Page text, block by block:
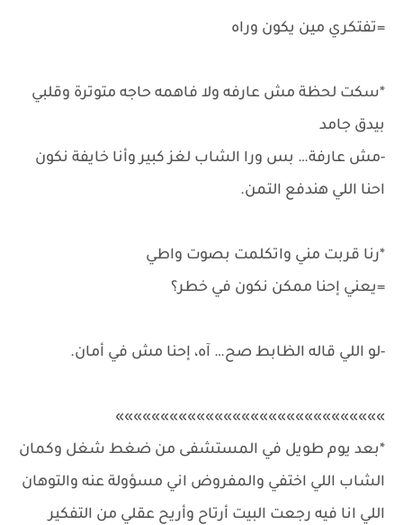
=تفتكري مين يكون وراه
*سكت لحظة مش عارفه ولا فاهمه حاجه متوترة وقلبي
بيدق جامد
-مش عارفة… بس ورا الشاب لغز كبير وأنا خايفة نكون
احنا اللي هندفع التمن.
*رنا قربت مني واتكلمت بصوت واطي
=يعني إحنا ممكن نكون في خطر؟
-لو اللي قاله الظابط صح… آه، إحنا مش في أمان.
»»»»»»»»»»»»»»»»»»»»»»»»»»»»»»
*بعد يوم طويل في المستشفى من ضغط شغل وكمان
الشاب اللي اختفي والمفروض اني مسؤولة عنه والتوهان
اللي انا فيه رجعت البيت أرتاح وأريح عقلي من التفكير